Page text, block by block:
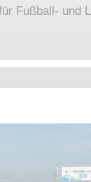
Fußball- und